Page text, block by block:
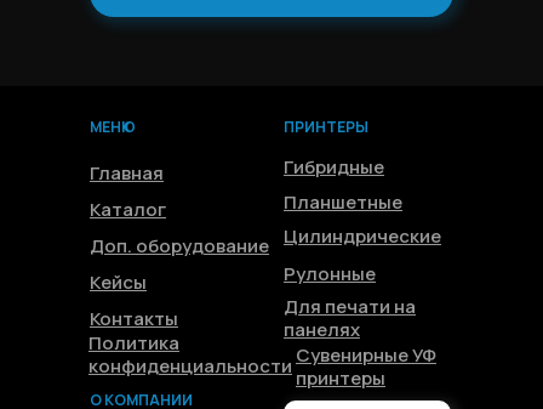
Главная
МЕНЮ
Каталог
Доп. оборудование
Кейсы
Контакты
Политика
конфиденциальности
Гибридные
ПРИНТЕРЫ
Планшетные
Цилиндрические
Для печати на
панелях
Сувенирные УФ
принтеры
О КОМПАНИИ
Рулонные